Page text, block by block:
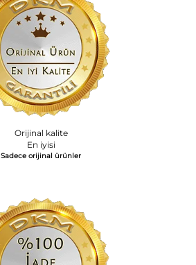
Orijinal kalite
En iyisi
Sadece orijinal ürünler